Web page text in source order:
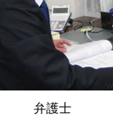
弁護士